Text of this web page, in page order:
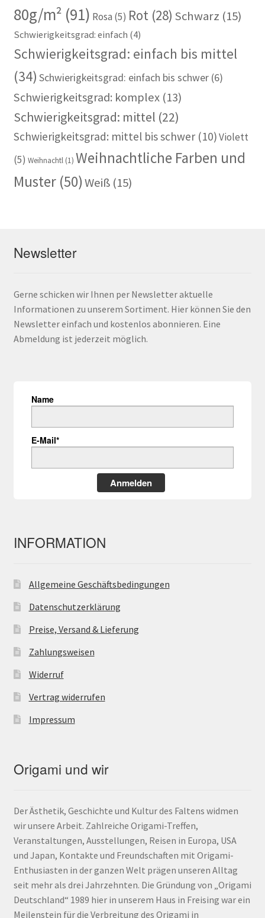
80g/m² (91) Rosa (5) Rot(28) Schwarz (15)
Schwierigkeitsgrad: einfach (4)
Schwierigkeitsgrad: einfach bis mittel
(34) Schwierigkeitsgrad: einfach bis schwer(6)
Schwierigkeitsgrad: komplex(13)
Schwierigkeitsgrad: mittel (22)
Schwierigkeitsgrad: mittel bis schwer(10)Violett
(5) Weihnachtl(1) Weihnachtliche Farben und
Muster(50)Weiß(15)
Newsletter
Gerne schicken wir Ihnen per Newsletter aktuelle
Informationen zu unserem Sortiment. Hier können Sie den
Newsletter einfach und kostenlos abonnieren. Eine
Abmeldung ist jederzeit möglich.
Name
E-Mail*
Anmelden
INFORMATION
Allgemeine Geschäftsbedingungen
Datenschutzerklärung
Preise, Versand & Lieferung
Zahlungsweisen
Widerruf
Vertrag widerrufen
Impressum
Origami und wir
Der Ästhetik, Geschichte und Kultur des Faltens widmen
wir unsere Arbeit. Zahlreiche Origami-Treffen,
Veranstaltungen, Ausstellungen, Reisen in Europa, USA
und Japan, Kontakte und Freundschaften mit Origami-
Enthusiasten in der ganzen Welt prägen unseren Alltag
seit mehr als drei Jahrzehnten. Die Gründung von „Origami
Deutschland“ 1989 hier in unserem Haus in Freising war ein
Meilenstein für die Verbreitung des Origami in